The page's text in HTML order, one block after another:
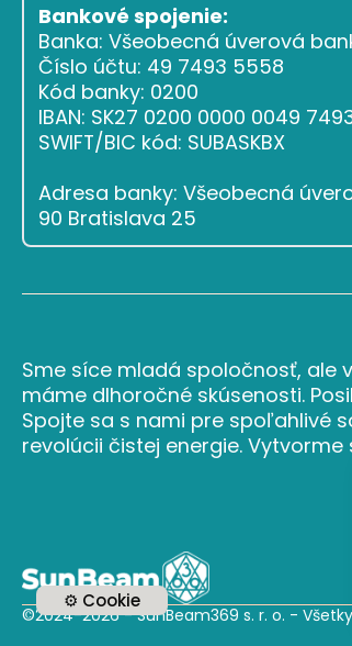
⚙ Cookie
Bankové spojenie:
Banka: Všeobecná úverová
Číslo účtu: 49 7493 5558
Kód banky: 0200
IBAN: SK27 0200 0000 0049
SWIFT/BIC kód: SUBASKBX
Adresa banky: Všeobecná
90 Bratislava 25
Sme síce mladá spoločnosť, ale
máme dlhoročné skúsenosti.
Spojte sa s nami pre spoľahlivé
revolúcii čistej energie.
©2024-2026 - SunBeam369 s. r. o. -